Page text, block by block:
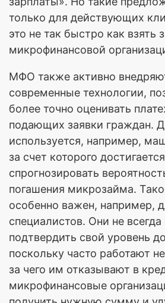
только для действующих
это не так быстро как взять
микрофинансовой
МФО также активно
современные технологии,
более точно оценивать
подающих заявки граждан.
используется, например,
за счет которого
спрогнозировать
погашения микрозайма.
особенно важен, например,
специалистов. Они не всегда
подтвердить свой уровень
поскольку часто работают
за чего им отказывают в
микрофинансовые